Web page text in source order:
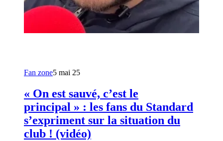
Fan zone5 mai 25
« On est sauvé, c’est le
principal » : les fans du Standard
s’expriment sur la situation du
club ! (vidéo)